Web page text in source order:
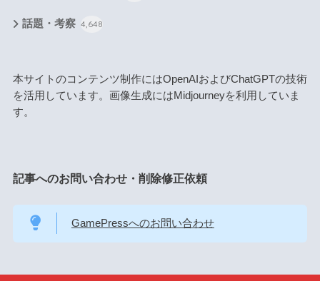
話題・考察 4,648
本サイトのコンテンツ制作にはOpenAIおよびChatGPTの技術
を活用しています。画像生成にはMidjourneyを利用していま
す。
記事へのお問い合わせ・削除修正依頼
GamePressへのお問い合わせ